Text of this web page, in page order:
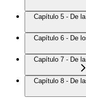
Capítulo 5 - De
Capítulo 6 - De
Capítulo 7 - De
Capítulo 8 - De